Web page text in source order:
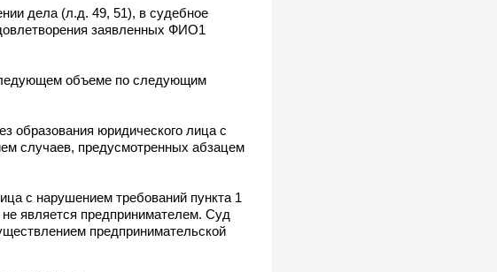
дела (л.д. 49, 51), в судебное
заявленных ФИО1
объеме по следующим
образования юридического лица с
случаев, предусмотренных абзацем
с нарушением требований пункта 1
является предпринимателем. Суд
предпринимательской